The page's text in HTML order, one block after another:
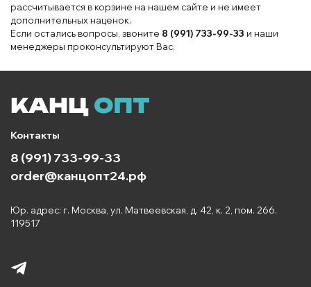
рассчитывается в корзине на нашем сайте и не имеет
дополнительных наценок.
Если остались вопросы, звоните 8 (991) 733-99-33 и наши
менеджеры проконсультируют Вас.
Контакты
8 (991) 733-99-33
order@канцопт24.рф
Юр. адрес: г. Москва, ул. Матвеевская, д. 42, к. 2, пом. 266.
119517